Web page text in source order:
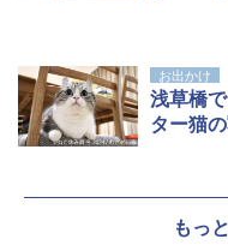
お出かけ
浅草橋
ター猫
もっ